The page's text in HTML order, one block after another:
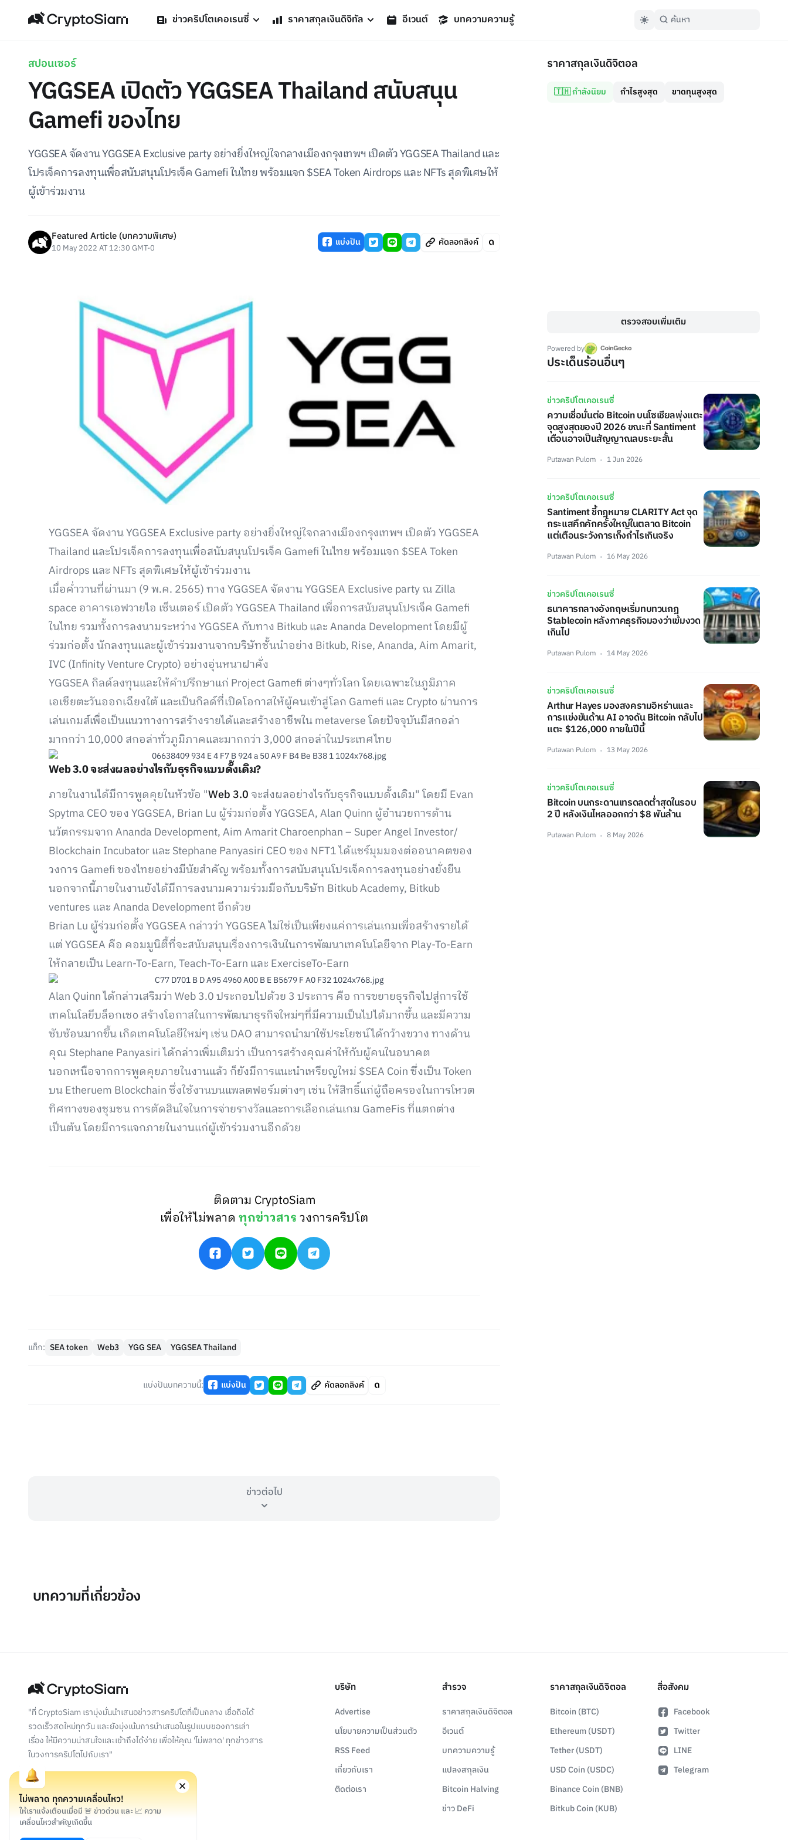
ข่าวคริปโตเคอเรนซี่ ราคาสกุลเงินดิจิทัล อีเวนต์ บทความความรู้
สปอนเซอร์
YGGSEA เปิดตัว YGGSEA Thailand สนับสนุน
Gamefi ของไทย
YGGSEA จัดงาน YGGSEA Exclusive party อย่างยิ่งใหญ่ใจกลางเมืองกรุงเทพฯ เปิดตัว YGGSEA Thailand และ
โปรเจ็คการลงทุนเพื่อสนับสนุนโปรเจ็ค Gamefi ในไทย พร้อมแจก $SEA Token Airdrops และ NFTs สุดพิเศษให้
ผู้เข้าร่วมงาน
Featured Article (บทความพิเศษ)
10 May 2022 AT 12:30 GMT-0 แบ่งปัน คัดลอกลิงค์
YGGSEA จัดงาน YGGSEA Exclusive party อย่างยิ่งใหญ่ใจกลางเมืองกรุงเทพฯ เปิดตัว YGGSEA
Thailand และโปรเจ็คการลงทุนเพื่อสนับสนุนโปรเจ็ค Gamefi ในไทย พร้อมแจก $SEA Token
Airdrops และ NFTs สุดพิเศษให้ผู้เข้าร่วมงาน
เมื่อค่ำวานที่ผ่านมา (9 พ.ค. 2565) ทาง YGGSEA จัดงาน YGGSEA Exclusive party ณ ​​Zilla
space อาคารเอฟวายไอ เซ็นเตอร์ เปิดตัว YGGSEA Thailand เพื่อการสนับสนุนโปรเจ็ค Gamefi
ในไทย รวมทั้งการลงนามระหว่าง YGGSEA กับทาง Bitkub และ Ananda Development โดยมีผู้
ร่วมก่อตั้ง นักลงทุนและผู้เข้าร่วมงานจากบริษัทชั้นนำอย่าง Bitkub, Rise, Ananda, Aim Amarit,
IVC (Infinity Venture Crypto) อย่างอุ่นหนาฝาคั่ง
YGGSEA กิลด์ลงทุนและให้คำปรึกษาแก่ Project Gamefi ต่างๆทั่วโลก โดยเฉพาะในภูมิภาค
เอเชียตะวันออกเฉียงใต้ และเป็นกิลด์ที่เปิดโอกาสให้ผู้คนเข้าสู่โลก Gamefi และ Crypto ผ่านการ
เล่นเกมส์เพื่อเป็นแนวทางการสร้างรายได้และสร้างอาชีพใน metaverse โดยปัจจุบันมีสกอล่า
มากกว่า 10,000 สกอล่าทั่วภูมิภาคและมากกว่า 3,000 สกอล่าในประเทศไทย
Web 3.0 จะส่งผลอย่างไรกับธุรกิจแบบดั้งเดิม?
ภายในงานได้มีการพูดคุยในหัวข้อ "Web 3.0 จะส่งผลอย่างไรกับธุรกิจแบบดั้งเดิม" โดยมี Evan
Spytma CEO ของ YGGSEA, Brian Lu ผู้ร่วมก่อตั้ง YGGSEA, Alan Quinn ผู้อำนวยการด้าน
นวัตกรรมจาก Ananda Development, Aim Amarit Charoenphan – Super Angel Investor/
Blockchain Incubator และ Stephane Panyasiri CEO ของ NFT1 ได้แชร์มุมมองต่ออนาคตของ
วงการ Gamefi ของไทยอย่างมีนัยสำคัญ พร้อมทั้งการสนับสนุนโปรเจ็คการลงทุนอย่างยั่งยืน
นอกจากนี้ภายในงานยังได้มีการลงนามความร่วมมือกับบริษัท Bitkub Academy, Bitkub
ventures และ Ananda Development อีกด้วย
Brian Lu ผู้ร่วมก่อตั้ง YGGSEA กล่าวว่า YGGSEA ไม่ใช่เป็นเพียงแค่การเล่นเกมเพื่อสร้างรายได้
แต่ YGGSEA คือ คอมมูนิตี้ที่จะสนับสนุนเรื่องการเงินในการพัฒนาเทคโนโลยีจาก Play-To-Earn
ให้กลายเป็น Learn-To-Earn, Teach-To-Earn และ ExerciseTo-Earn
Alan Quinn ได้กล่าวเสริมว่า Web 3.0 ประกอบไปด้วย 3 ประการ คือ การขยายธุรกิจไปสู่การใช้
เทคโนโลยีบล็อกเชo สร้างโอกาสในการพัฒนาธุรกิจใหม่ๆที่มีความเป็นไปได้มากขึ้น และมีความ
ซับซ้อนมากขึ้น เกิดเทคโนโลยีใหม่ๆ เช่น DAO สามารถนำมาใช้ประโยชน์ได้กว้างขวาง ทางด้าน
คุณ Stephane Panyasiri ได้กล่าวเพิ่มเติมว่า เป็นการสร้างคุณค่าให้กับผู้คนในอนาคต
นอกเหนือจากการพูดคุยภายในงานแล้ว ก็ยังมีการแนะนำเหรียญใหม่ $SEA Coin ซึ่งเป็น Token
บน Etheruem Blockchain ซึ่งใช้งานบนแพลตฟอร์มต่างๆ เช่น ให้สิทธิ์แก่ผู้ถือครองในการโหวต
ทิศทางของชุมชน การตัดสินใจในการจ่ายรางวัลและการเลือกเล่นเกม GameFis ที่แตกต่าง
เป็นต้น โดยมีการแจกภายในงานแก่ผู้เข้าร่วมงานอีกด้วย
ติดตาม CryptoSiam
เพื่อให้ไม่พลาดทุกข่าวสารวงการคริปโต
แท็ก: SEA token Web3 YGG SEA YGGSEA Thailand
แบ่งปันบทความนี้: แบ่งปัน คัดลอกลิงค์
ข่าวต่อไป
ราคาสกุลเงินดิจิตอล
🇹🇭 กำลังนิยม กำไรสูงสุด ขาดทุนสูงสุด
ตรวจสอบเพิ่มเติม
Powered by
ประเด็นร้อนอื่นๆ
ข่าวคริปโตเคอเรนซี่
ความเชื่อมั่นต่อ Bitcoin บนโซเชียลพุ่งแตะ
จุดสูงสุดของปี 2026 ขณะที่ Santiment
เตือนอาจเป็นสัญญาณลบระยะสั้น
Putawan Pulom 1 Jun 2026
ข่าวคริปโตเคอเรนซี่
Santiment ชี้กฎหมาย CLARITY Act จุด
กระแสคึกคักครั้งใหญ่ในตลาด Bitcoin
แต่เตือนระวังการเก็งกำไรเกินจริง
Putawan Pulom 16 May 2026
ข่าวคริปโตเคอเรนซี่
ธนาคารกลางอังกฤษเริ่มทบทวนกฎ
Stablecoin หลังภาคธุรกิจมองว่าเข้มงวด
เกินไป
Putawan Pulom 14 May 2026
ข่าวคริปโตเคอเรนซี่
Arthur Hayes มองสงครามอิหร่านและ
การแข่งขันด้าน AI อาจดัน Bitcoin กลับไป
แตะ $126,000 ภายในปีนี้
Putawan Pulom 13 May 2026
ข่าวคริปโตเคอเรนซี่
Bitcoin บนกระดานเทรดลดต่ำสุดในรอบ
2 ปี หลังเงินไหลออกกว่า $8 พันล้าน
Putawan Pulom 8 May 2026
บทความที่เกี่ยวข้อง
"ที่ CryptoSiam เรามุ่งมั่นนำเสนอข่าวสารคริปโตที่เป็นกลาง เชื่อถือได้
รวดเร็วสดใหม่ทุกวัน และยังมุ่งเน้นการนำเสนอในรูปแบบของการเล่า
เรื่อง ให้มีความน่าสนใจและเข้าถึงได้ง่าย เพื่อให้คุณ 'ไม่พลาด' ทุกข่าวสาร
ในวงการคริปโตไปกับเรา"
บริษัท
Advertise
นโยบายความเป็นส่วนตัว
RSS Feed
เกี่ยวกับเรา
ติดต่อเรา
สำรวจ
ราคาสกุลเงินดิจิตอล
อีเวนต์
บทความความรู้
แปลงสกุลเงิน
Bitcoin Halving
ข่าว DeFi
ราคาสกุลเงินดิจิตอล
Bitcoin (BTC)
Ethereum (USDT)
Tether (USDT)
USD Coin (USDC)
Binance Coin (BNB)
Bitkub Coin (KUB)
สื่อสังคม
Facebook
Twitter
LINE
Telegram
ไม่พลาด ทุกความเคลื่อนไหว!
ให้เราแจ้งเตือนเมื่อมี 🚨 ข่าวด่วน และ 📈 ความ
เคลื่อนไหวสำคัญเกิดขึ้น